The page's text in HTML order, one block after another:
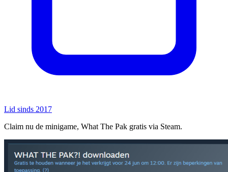
Lid sinds 2017
Claim nu de minigame, What The Pak gratis via Steam.